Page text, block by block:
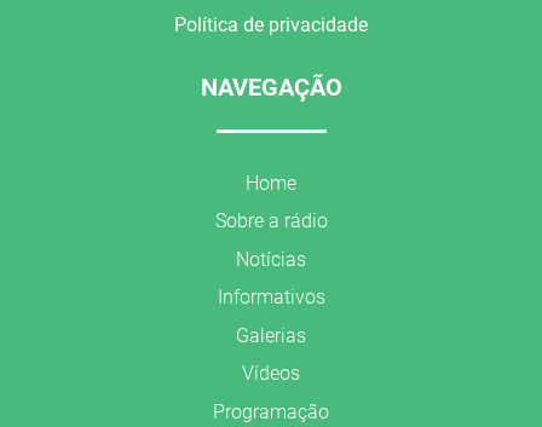
Política de privacidade
NAVEGAÇÃO
Home
Sobre a rádio
Notícias
Informativos
Galerias
Vídeos
Programação